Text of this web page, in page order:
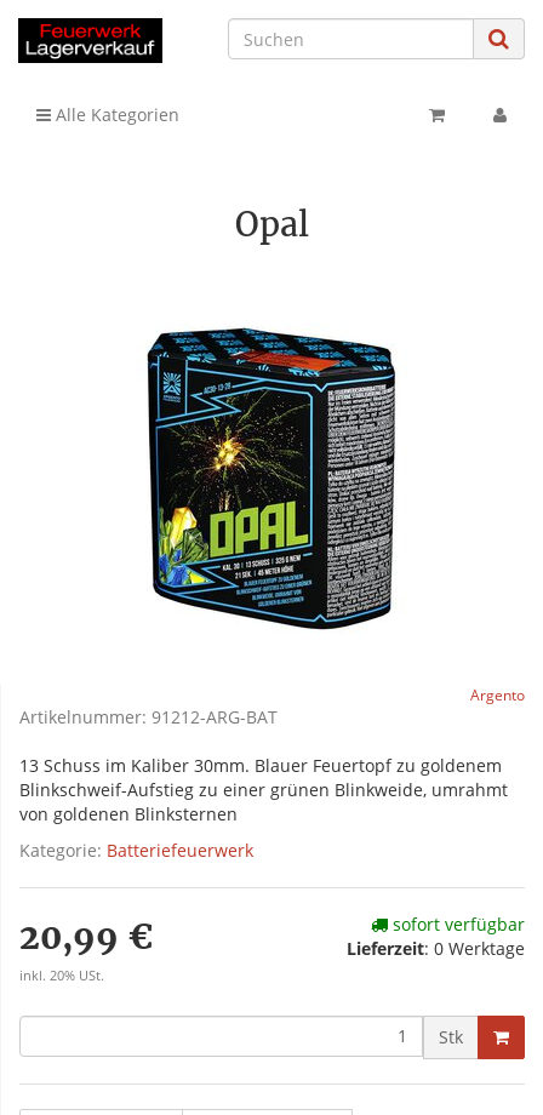
Alle Kategorien
Opal
Argento
Artikelnummer: 91212-ARG-BAT
13 Schuss im Kaliber 30mm. Blauer Feuertopf zu goldenem
Blinkschweif-Aufstieg zu einer grünen Blinkweide, umrahmt
von goldenen Blinksternen
Kategorie: Batteriefeuerwerk
20,99 €
inkl. 20% USt.
sofort verfügbar
Lieferzeit: 0 Werktage
Stk